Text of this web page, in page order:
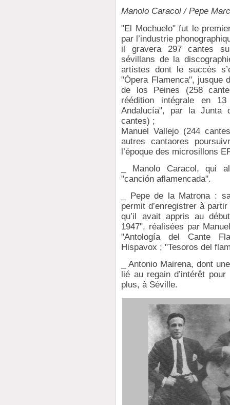
Manolo Caracol / Pepe
"El Mochuelo" fut le
par l’industrie
il gravera 297 cantes
sévillans de la
artistes dont le succès
"Ópera Flamenca", jusque
de los Peines (258
réédition intégrale en
Andalucía", par la Junta
cantes) ;
Manuel Vallejo (244
autres cantaores
l’époque des microsillons
_ Manolo Caracol, qui
"canción aflamencada".
_ Pepe de la Matrona :
permit d’enregistrer à
qu’il avait appris au
1947", réalisées par
"Antología del Cante
Hispavox ; "Tesoros del
_ Antonio Mairena, dont
lié au regain d’intérêt
plus, à Séville.